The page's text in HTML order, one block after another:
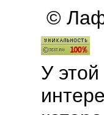
©
У этой